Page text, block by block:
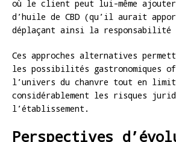
où le client peut lui-même ajouter
d’huile de CBD (qu’il aurait
déplaçant ainsi la
Ces approches alternatives
les possibilités gastronomiques
l’univers du chanvre tout en
considérablement les risques
l’établissement.
Perspectives